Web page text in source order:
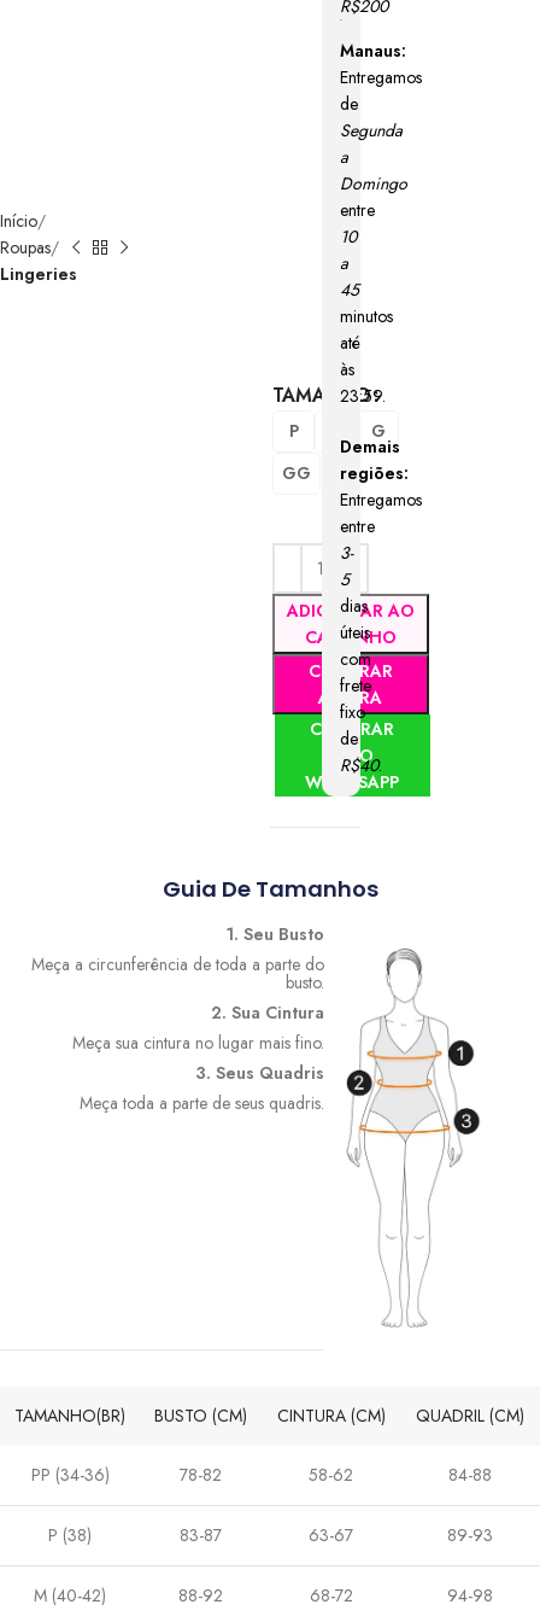
Início
Roupas
Lingeries
TAMANHO
P
G
GG
ADICIONAR AO
CARRINHO
COMPRAR
AGORA
COMPRAR
PELO
WHATSAPP
R$200
Manaus:
Entregamos
de
Segunda
a
Domingo
entre
10
a
45
minutos
até
às
23:59.
Demais
regiões:
Entregamos
entre
3-
5
dias
úteis
com
frete
fixo
de
R$40.
Guia De Tamanhos
1. Seu Busto
Meça a circunferência de toda a parte do
busto.
2. Sua Cintura
Meça sua cintura no lugar mais fino.
3. Seus Quadris
Meça toda a parte de seus quadris.
TAMANHO(BR) BUSTO (CM) CINTURA (CM) QUADRIL (CM)
PP (34-36) 78-82 58-62 84-88
P (38) 83-87 63-67 89-93
M (40-42) 88-92 68-72 94-98